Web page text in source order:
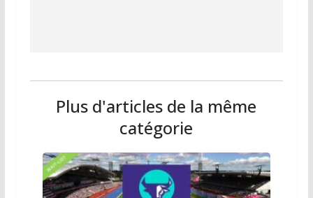
Plus d'articles de la même
catégorie